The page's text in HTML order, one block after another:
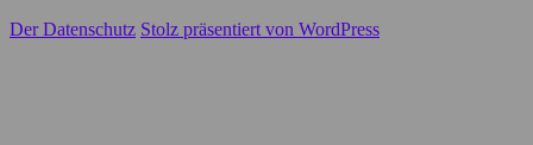
Der Datenschutz Stolz präsentiert von WordPress